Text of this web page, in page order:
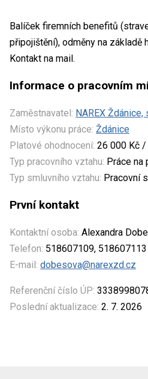
Balíček firemních benefitů
připojištění), odměny na základě
Kontakt na mail.
Informace o pracovním
Zaměstnavatel: NAREX Ždánice,
Místo výkonu práce: Ždánice
Platové ohodnocení: 26 000 Kč
Typ pracovního vztahu: Práce na
Typ smluvního vztahu: Pracovní
První kontakt
Kontaktní osoba: Alexandra
Telefon: 518607109, 518607113
E-mail: dobesova@narexzd.cz
Referenční číslo ÚP:
Poslední aktualizace: 2. 7. 2026